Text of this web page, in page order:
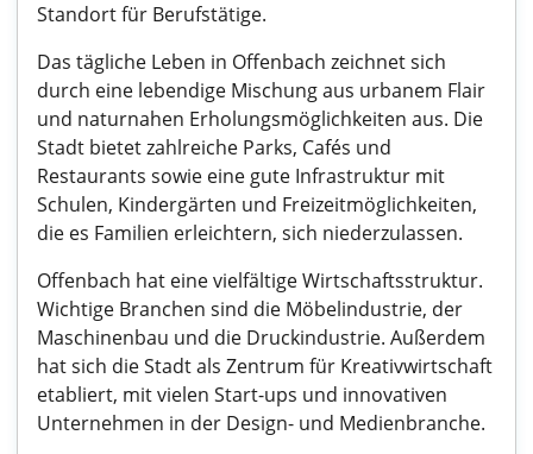
Standort für Berufstätige.
Das tägliche Leben in Offenbach zeichnet sich
durch eine lebendige Mischung aus urbanem Flair
und naturnahen Erholungsmöglichkeiten aus. Die
Stadt bietet zahlreiche Parks, Cafés und
Restaurants sowie eine gute Infrastruktur mit
Schulen, Kindergärten und Freizeitmöglichkeiten,
die es Familien erleichtern, sich niederzulassen.
Offenbach hat eine vielfältige Wirtschaftsstruktur.
Wichtige Branchen sind die Möbelindustrie, der
Maschinenbau und die Druckindustrie. Außerdem
hat sich die Stadt als Zentrum für Kreativwirtschaft
etabliert, mit vielen Start-ups und innovativen
Unternehmen in der Design- und Medienbranche.